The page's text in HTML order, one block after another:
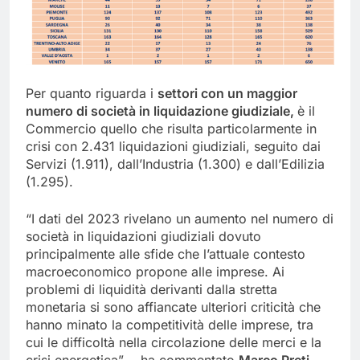
Per quanto riguarda i settori con un maggior
numero di società in liquidazione giudiziale, è il
Commercio quello che risulta particolarmente in
crisi con 2.431 liquidazioni giudiziali, seguito dai
Servizi (1.911), dall’Industria (1.300) e dall’Edilizia
(1.295).
“I dati del 2023 rivelano un aumento nel numero di
società in liquidazioni giudiziali dovuto
principalmente alle sfide che l’attuale contesto
macroeconomico propone alle imprese. Ai
problemi di liquidità derivanti dalla stretta
monetaria si sono affiancate ulteriori criticità che
hanno minato la competitività delle imprese, tra
cui le difficoltà nella circolazione delle merci e la